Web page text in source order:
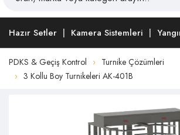
Hazır Setler Kamera Sistemleri
PDKS & Geçiş Kontrol
Turnike Çözümleri
3 Kollu Boy Turnikeleri AK-401B